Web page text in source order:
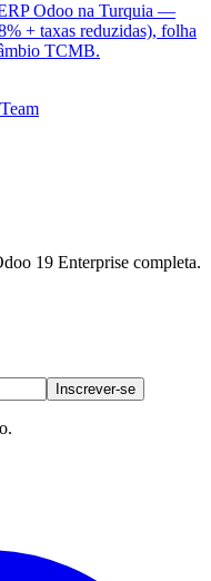
Odoo na Turquia —
+ taxas reduzidas), folha
TCMB.
19 Enterprise completa.
Inscrever-se